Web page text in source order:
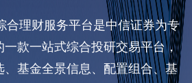
合理财服务平台是中信证券为专
一款一站式综合投研交易平台，
、基金全景信息、配置组合、基